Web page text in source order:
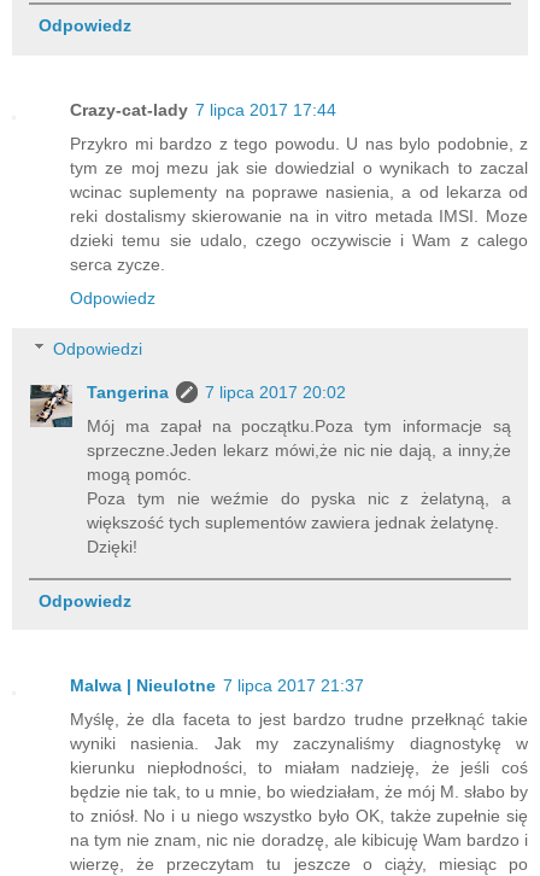
Odpowiedz
Crazy-cat-lady 7 lipca 2017 17:44
Przykro mi bardzo z tego powodu. U nas bylo podobnie, z
tym ze moj mezu jak sie dowiedzial o wynikach to zaczal
wcinac suplementy na poprawe nasienia, a od lekarza od
reki dostalismy skierowanie na in vitro metada IMSI. Moze
dzieki temu sie udalo, czego oczywiscie i Wam z calego
serca zycze.
Odpowiedz
Odpowiedzi
Tangerina
7 lipca 2017 20:02
Mój ma zapał na początku.Poza tym informacje są
sprzeczne.Jeden lekarz mówi,że nic nie dają, a inny,że
mogą pomóc.
Poza tym nie weźmie do pyska nic z żelatyną, a
większość tych suplementów zawiera jednak żelatynę.
Dzięki!
Odpowiedz
Malwa | Nieulotne 7 lipca 2017 21:37
Myślę, że dla faceta to jest bardzo trudne przełknąć takie
wyniki nasienia. Jak my zaczynaliśmy diagnostykę w
kierunku niepłodności, to miałam nadzieję, że jeśli coś
będzie nie tak, to u mnie, bo wiedziałam, że mój M. słabo by
to zniósł. No i u niego wszystko było OK, także zupełnie się
na tym nie znam, nic nie doradzę, ale kibicuję Wam bardzo i
wierzę, że przeczytam tu jeszcze o ciąży, miesiąc po